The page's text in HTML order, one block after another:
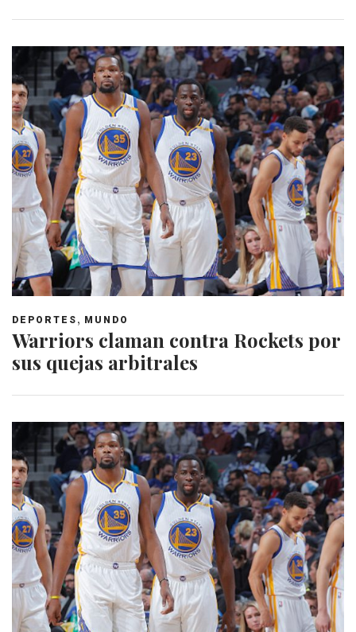
DEPORTES , MUNDO
Warriors claman contra Rockets por
sus quejas arbitrales